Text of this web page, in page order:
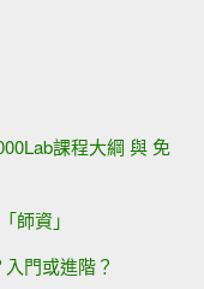
課程大綱 與 免
師資」
門或進階？